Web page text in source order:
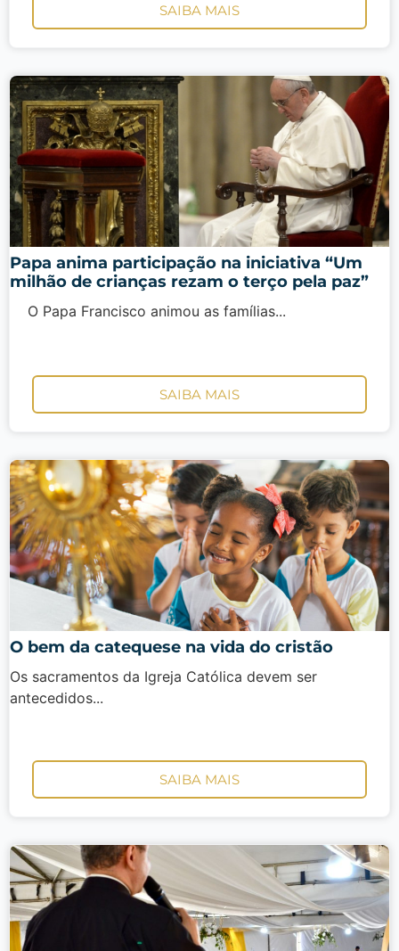
SAIBA MAIS
Papa anima participação na iniciativa “Um
milhão de crianças rezam o terço pela paz”
O Papa Francisco animou as famílias...
SAIBA MAIS
O bem da catequese na vida do cristão
Os sacramentos da Igreja Católica devem ser
antecedidos...
SAIBA MAIS